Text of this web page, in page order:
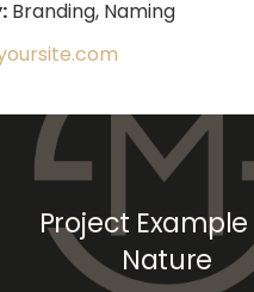
Branding, Naming
Project
Nature